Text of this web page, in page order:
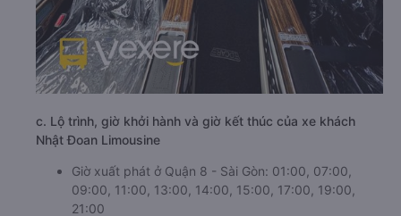
c. Lộ trình, giờ khởi hành và giờ kết thúc của xe khách
Nhật Đoan Limousine
Giờ xuất phát ở Quận 8 - Sài Gòn: 01:00, 07:00,
09:00, 11:00, 13:00, 14:00, 15:00, 17:00, 19:00,
21:00